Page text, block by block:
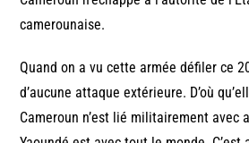
camerounaise.
Quand on a vu cette armée défiler ce
d’aucune attaque extérieure. D’où
Cameroun n’est lié militairement avec